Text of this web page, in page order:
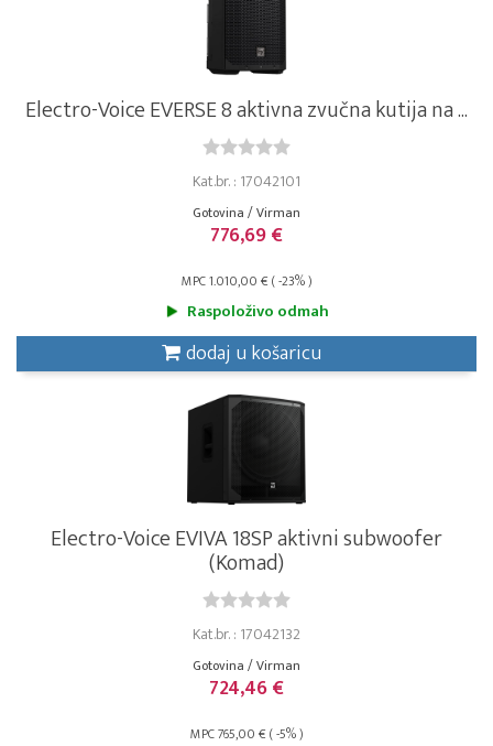
Electro-Voice EVERSE 8 aktivna zvučna kutija na ...
Kat.br. : 17042101
Gotovina / Virman
776,69 €
MPC 1.010,00 € ( -23% )
Raspoloživo odmah
dodaj u košaricu
Electro-Voice EVIVA 18SP aktivni subwoofer
(Komad)
Kat.br. : 17042132
Gotovina / Virman
724,46 €
MPC 765,00 € ( -5% )